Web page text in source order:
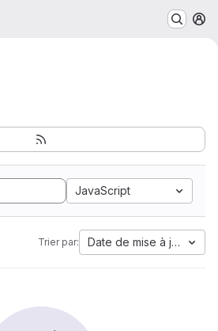
JavaScript
Trier par: Date de mise à jour